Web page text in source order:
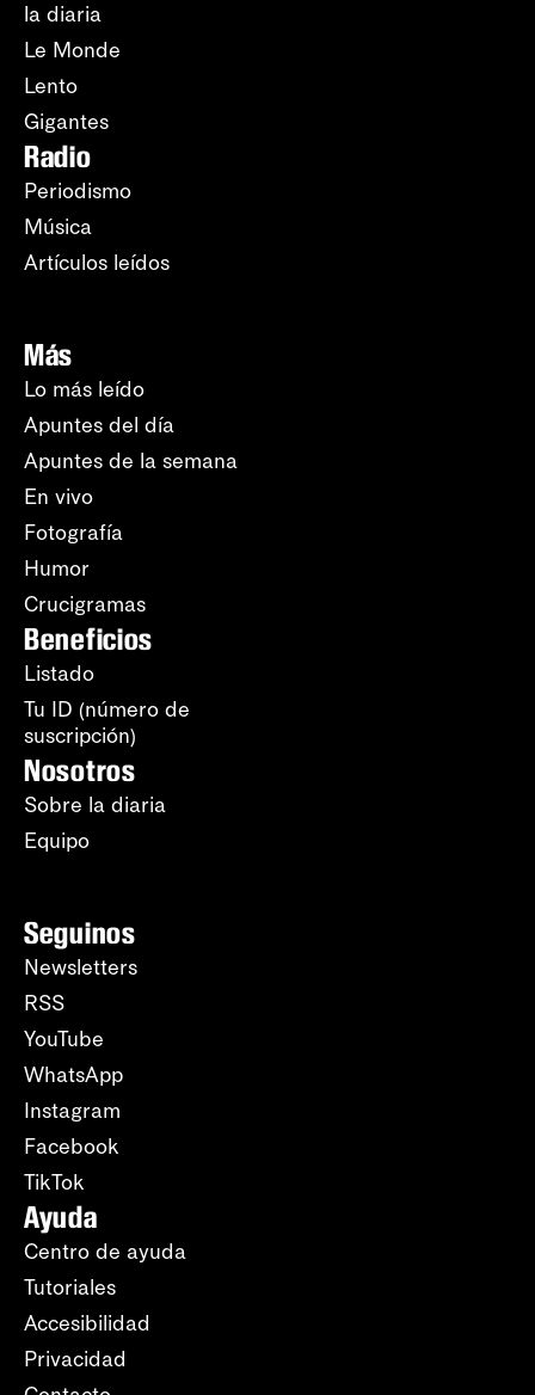
la diaria
Le Monde
Lento
Gigantes
Radio
Periodismo
Música
Artículos leídos
Más
Lo más leído
Apuntes del día
Apuntes de la semana
En vivo
Fotografía
Humor
Crucigramas
Beneficios
Listado
Tu ID (número de
suscripción)
Nosotros
Sobre la diaria
Equipo
Seguinos
Newsletters
RSS
YouTube
WhatsApp
Instagram
Facebook
TikTok
Ayuda
Centro de ayuda
Tutoriales
Accesibilidad
Privacidad